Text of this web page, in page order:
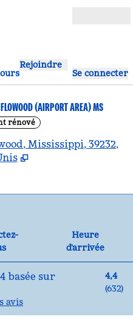
Rejoindre
Se connecter
(AIRPORT AREA) MS
rénové
Mississippi, 39232,
nous
Heure
d'arrivée
4,4
(632)
avis